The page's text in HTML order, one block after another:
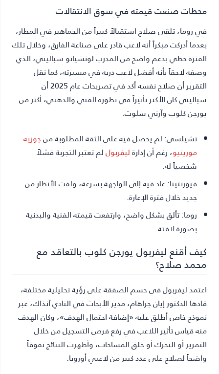
محطات صنعت قيمته في سوق الانتقالات
في روما، تلقى صلاح استقبالاً كبيراً من الجماهير في المطار،
بعدما أدركت مبكراً أنه لاعب قادر على صناعة الفارق، وخلال تلك
الفترة حظي بدعم واضح من المدرب لوتشيانو سباليتي، الذي
وصفه لاحقاً بأنه أفضل لاعب دربه في مسيرته، كما نقل
التقرير أن صلاح نفسه أكد في تصريحات عام 2025 أن
سباليتي كان الأكثر تأثيراً في تطوره الفني والذهني، أكثر من
يورجن كلوب وآرني سلوت.
تشيلسي:لم يحصل فيه على الثقة المطلوبة منجوزيه
مورينيو، رغم أن إدارةليفربوللم تعتبر التجربة فشلاً
شخصياً له.
فيورنتينا:عاد فيه إلى الواجهة بسرعة، ولفت الأنظار من
جديد خلال فترة الإعارة.
روما:تألق بشكل واضح، وارتفعت قيمته الفنية والبدنية
بصورة لافتة.
كيف أقنع ليفربول يورجن كلوب بالتعاقد مع
محمد صلاح؟
اعتمد ليفربول في حسم الصفقة على رؤية تحليلية مختلفة،
قادها الدكتور إيان جراهام، مدير الأبحاث في النادي آنذاك، عبر
نموذج خاص أطلق عليه «إضافة احتمال الهدف»، وكان الهدف
منه قياس تأثير اللاعب في رفع فرص التسجيل من خلال
التمرير أو التحرك أو خلق المساحات، وأظهرت النتائج تفوقاً
واضحاً لصلاح على عدد كبير من لاعبي أوروبا.